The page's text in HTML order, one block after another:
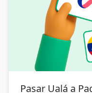
Pasar Ualá a